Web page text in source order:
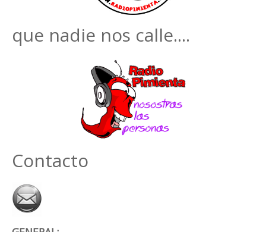
que nadie nos calle....
Contacto